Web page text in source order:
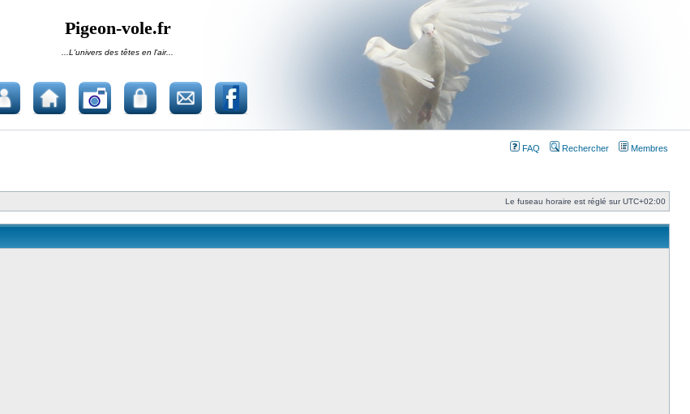
Pigeon-vole.fr
...L'univers des têtes en l'air...
FAQ Rechercher Membres
Le fuseau horaire est réglé surUTC+02:00